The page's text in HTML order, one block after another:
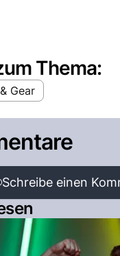
Thema:
Gear
Schreibe einen